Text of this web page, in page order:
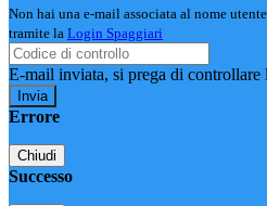
Non hai una e-mail associata al nome
tramite la Login Spaggiari
E-mail inviata, si prega di controllare
Errore
Chiudi
Successo